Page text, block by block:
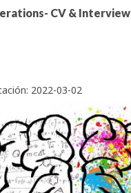
CV & Interview
2022-03-02